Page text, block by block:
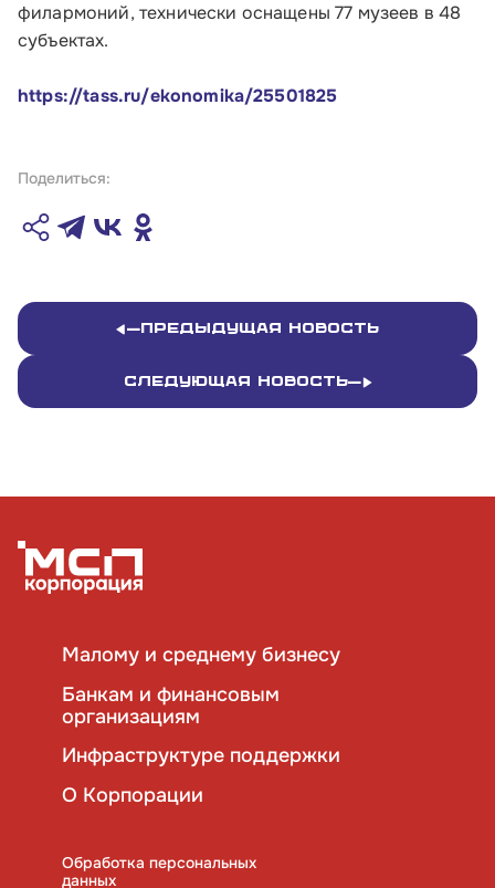
Соцсети
8 800 100-11-00
109012, г. Москва, Славянская площадь, д.4,
филармоний, технически оснащены 77 музеев в 48
субъектах.
https://tass.ru/ekonomika/25501825
Поделиться:
Предыдущая новость
Следующая новость
Малому и среднему бизнесу
Банкам и финансовым
организациям
Инфраструктуре поддержки
О Корпорации
Обработка персональных
данных